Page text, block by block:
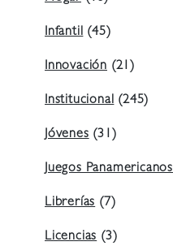
Infantil (45)
Innovación (21)
Institucional (245)
Jóvenes (31)
Juegos Panamericanos
Librerías (7)
Licencias (3)